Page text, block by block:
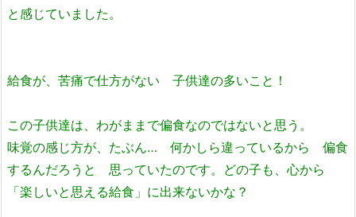
と感じていました。
給食が、苦痛で仕方がない 子供達の多いこと！
この子供達は、わがままで偏食なのではないと思う。
味覚の感じ方が、たぶん… 何かしら違っているから 偏食
するんだろうと 思っていたのです。どの子も 、心から
「楽しいと思える給食」に出来ないかな？